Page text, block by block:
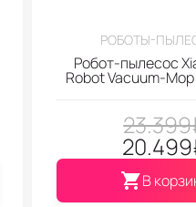
РОБОТЫ-
Робот-пылесос
Robot Vacuum-
23.399
20.499
В